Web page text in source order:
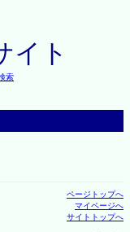
イト
索
ページトップへ
マイページへ
サイトトップへ